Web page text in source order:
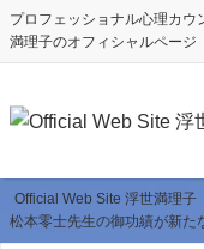
プロフェッショナル心理カ
満理子のオフィシャルページ
Official Web Site 浮世満理子
松本零士先生の御功績が新た